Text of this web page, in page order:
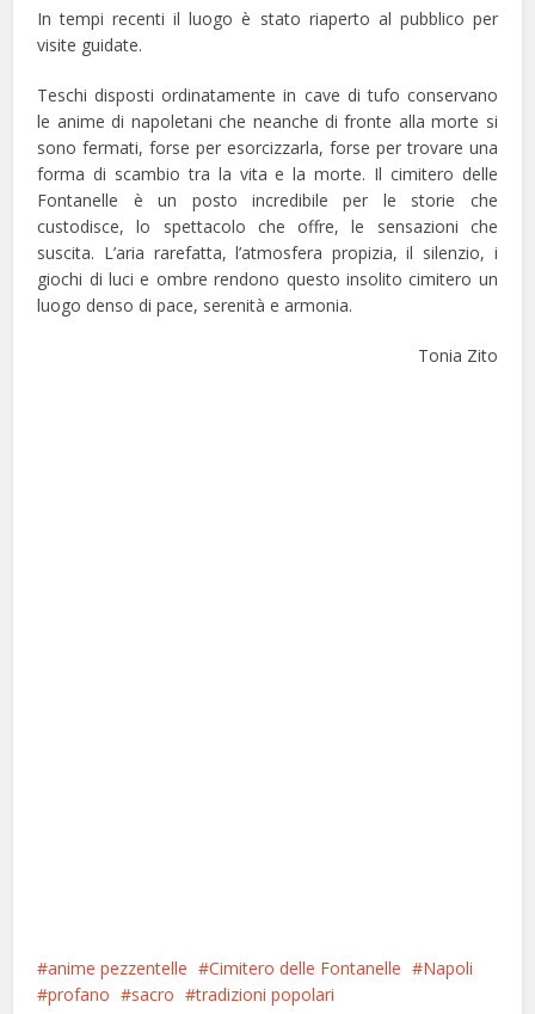
In tempi recenti il luogo è stato riaperto al pubblico per
visite guidate.
Teschi disposti ordinatamente in cave di tufo conservano
le anime di napoletani che neanche di fronte alla morte si
sono fermati, forse per esorcizzarla, forse per trovare una
forma di scambio tra la vita e la morte. Il cimitero delle
Fontanelle è un posto incredibile per le storie che
custodisce, lo spettacolo che offre, le sensazioni che
suscita. L’aria rarefatta, l’atmosfera propizia, il silenzio, i
giochi di luci e ombre rendono questo insolito cimitero un
luogo denso di pace, serenità e armonia.
Tonia Zito
anime pezzentelle Cimitero delle Fontanelle
Napoli
profano
sacro tradizioni popolari